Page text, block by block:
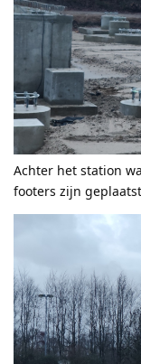
Achter het station
footers zijn